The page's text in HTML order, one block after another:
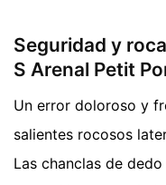
Seguridad y
S Arenal Petit
Un error doloroso y
salientes rocosos
Las chanclas de